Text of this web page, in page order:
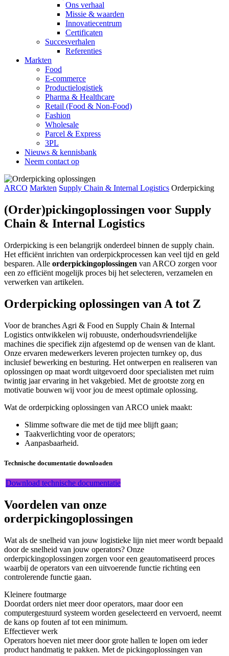
Ons verhaal
Missie & waarden
Innovatiecentrum
Certificaten
Succesverhalen
Referenties
Markten
Food
E-commerce
Productielogistiek
Pharma & Healthcare
Retail (Food & Non-Food)
Fashion
Wholesale
Parcel & Express
3PL
Nieuws & kennisbank
Neem contact op
ARCO Markten Supply Chain & Internal Logistics Orderpicking
(Order)pickingoplossingen voor Supply
Chain & Internal Logistics
Orderpicking is een belangrijk onderdeel binnen de supply chain.
Het efficiënt inrichten van orderpickprocessen kan veel tijd en geld
besparen. Alle orderpickingoplossingen van ARCO zorgen voor
een zo efficiënt mogelijk proces bij het selecteren, verzamelen en
verwerken van artikelen.
Orderpicking oplossingen van A tot Z
Voor de branches Agri & Food en Supply Chain & Internal
Logistics ontwikkelen wij robuuste, onderhoudsvriendelijke
machines die specifiek zijn afgestemd op de wensen van de klant.
Onze ervaren medewerkers leveren projecten turnkey op, dus
inclusief bewerking en besturing. Het ontwerpen en realiseren van
oplossingen op maat wordt uitgevoerd door specialisten met ruim
twintig jaar ervaring in het vakgebied. Met de grootste zorg en
motivatie bouwen wij voor jou de meest optimale oplossing.
Wat de orderpicking oplossingen van ARCO uniek maakt:
Slimme software die met de tijd mee blijft gaan;
Taakverlichting voor de operators;
Aanpasbaarheid.
Technische documentatie downloaden
Download technische documentatie
Voordelen van onze
orderpickingoplossingen
Wat als de snelheid van jouw logistieke lijn niet meer wordt bepaald
door de snelheid van jouw operators? Onze
orderpickingoplossingen zorgen voor een geautomatiseerd proces
waarbij de operators van een uitvoerende functie richting een
controlerende functie gaan.
Kleinere foutmarge
Doordat orders niet meer door operators, maar door een
computergestuurd systeem worden geselecteerd en vervoerd, neemt
de kans op fouten af tot een minimum.
Effectiever werk
Operators hoeven niet meer door grote hallen te lopen om ieder
product handmatig te pakken. Met de pickingoplossingen van